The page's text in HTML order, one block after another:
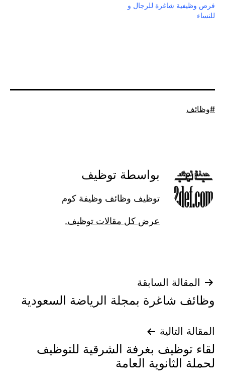
فرص وظيفية شاغرة للرجال و
للنساء
موسوم
وظائف
بواسطة توظيف
توظيف وظائف وظيفة كوم
عرض كل مقالات توظيف.
تصفّح
المقالات
المقالة السابقة
وظائف شاغرة بمجلة الرياضة السعودية
المقالة التالية
لقاء توظيف بغرفة الشرقية للتوظيف
لحملة الثانوية العامة